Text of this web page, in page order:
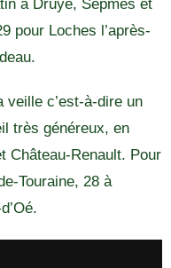
à Druye, Sepmes et
pour Loches l’après-
veille c’est-à-dire un
très généreux, en
Château-Renault. Pour
Touraine, 28 à